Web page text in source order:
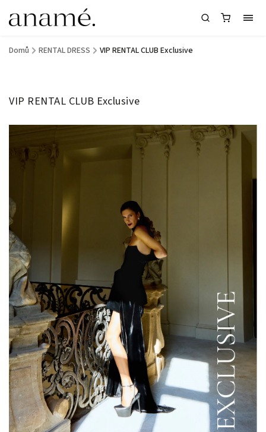
Domů / RENTAL DRESS / VIP RENTAL CLUB Exclusive
VIP RENTAL CLUB Exclusive